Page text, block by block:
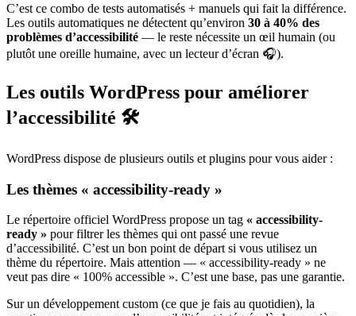
C’est ce combo de tests automatisés + manuels qui fait la différence.
Les outils automatiques ne détectent qu’environ 30 à 40% des
problèmes d’accessibilité — le reste nécessite un œil humain (ou
plutôt une oreille humaine, avec un lecteur d’écran 🎧).
Les outils WordPress pour améliorer
l’accessibilité 🛠️
WordPress dispose de plusieurs outils et plugins pour vous aider :
Les thèmes « accessibility-ready »
Le répertoire officiel WordPress propose un tag « accessibility-
ready » pour filtrer les thèmes qui ont passé une revue
d’accessibilité. C’est un bon point de départ si vous utilisez un
thème du répertoire. Mais attention — « accessibility-ready » ne
veut pas dire « 100% accessible ». C’est une base, pas une garantie.
Sur un développement custom (ce que je fais au quotidien), la